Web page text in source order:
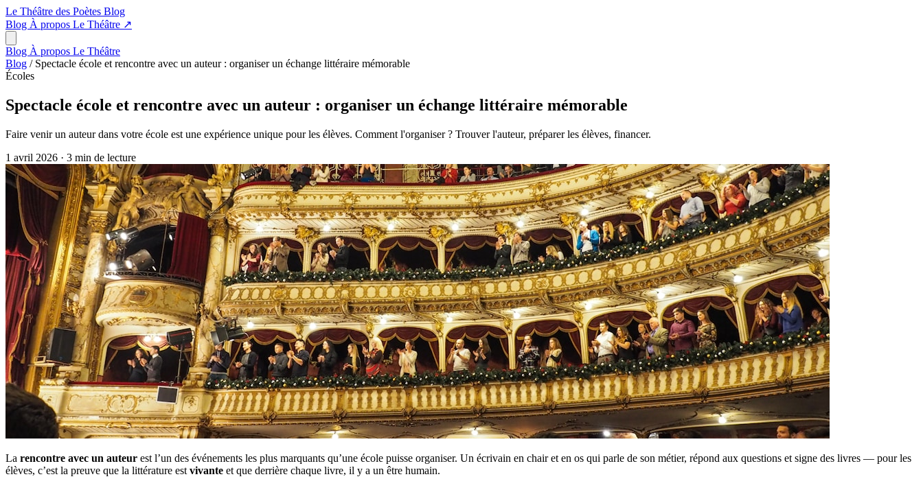
Le Théâtre des Poètes Blog
Blog À propos Le Théâtre ↗
Blog À propos Le Théâtre
Blog / Spectacle école et rencontre avec un auteur : organiser un échange littéraire mémorable
Écoles
Spectacle école et rencontre avec un auteur : organiser un échange littéraire mémorable
Faire venir un auteur dans votre école est une expérience unique pour les élèves. Comment l'organiser ? Trouver l'auteur, préparer les élèves, financer.
1 avril 2026 · 3 min de lecture
La rencontre avec un auteur est l’un des événements les plus marquants qu’une école puisse organiser. Un écrivain en chair et en os qui parle de son métier, répond aux questions et signe des livres — pour les
élèves, c’est la preuve que la littérature est vivante et que derrière chaque livre, il y a un être humain.